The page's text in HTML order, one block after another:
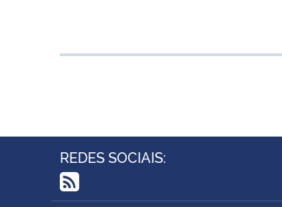
REDES SOCIAIS: